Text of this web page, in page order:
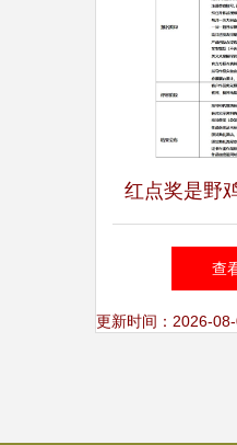
红点奖是野
1000多次，
走？
查
更新时间：2026-